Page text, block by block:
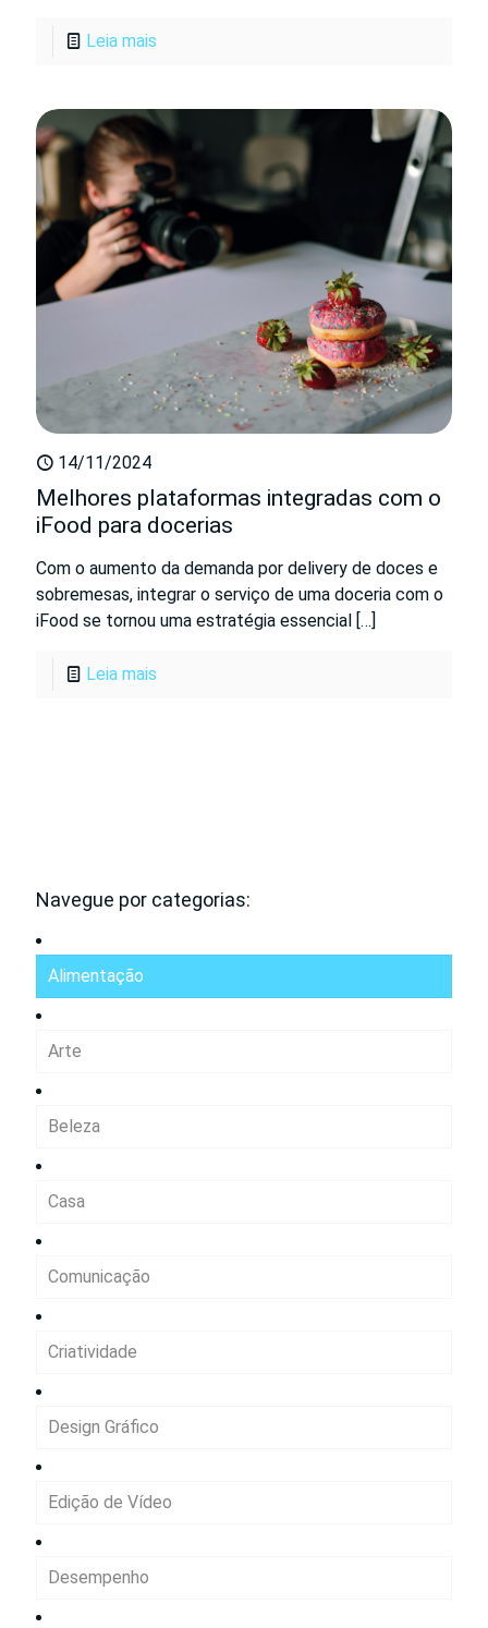
Leia mais
14/11/2024
Melhores plataformas integradas com o
iFood para docerias
Com o aumento da demanda por delivery de doces e
sobremesas, integrar o serviço de uma doceria com o
iFood se tornou uma estratégia essencial […]
Leia mais
Navegue por categorias:
Alimentação
Arte
Beleza
Casa
Comunicação
Criatividade
Design Gráfico
Edição de Vídeo
Desempenho